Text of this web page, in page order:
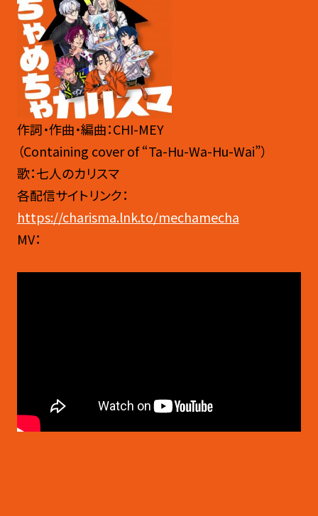
作詞・作曲・編曲：CHI-MEY
（Containing cover of “Ta-Hu-Wa-Hu-Wai”）
歌：七人のカリスマ
各配信サイトリンク：
https://charisma.lnk.to/mechamecha
MV：